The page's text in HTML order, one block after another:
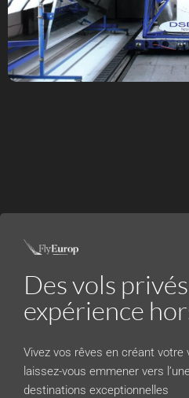
Des vols
expérience
Vivez vos rêves en créant votre
laissez-vous emmener vers
destinations exceptionnelles